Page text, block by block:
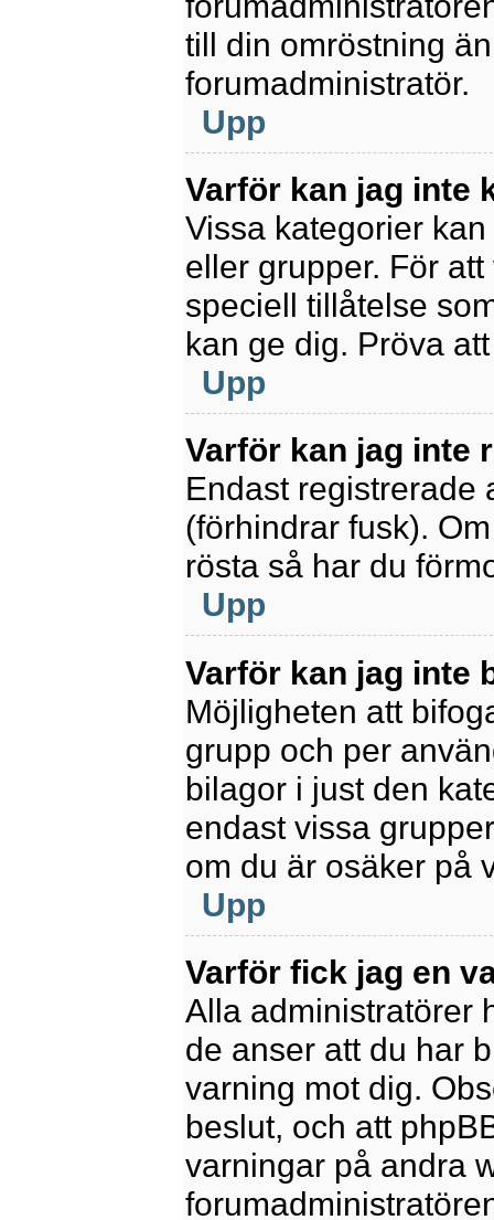
till din omröstning
forumadministratör.
Upp
Varför kan jag inte
Vissa kategorier
eller grupper. För
speciell tillåtelse
kan ge dig. Pröva
Upp
Varför kan jag inte
Endast registrerade
(förhindrar fusk).
rösta så har du
Upp
Varför kan jag inte
Möjligheten att
grupp och per
bilagor i just den
endast vissa
om du är osäker på
Upp
Varför fick jag en
Alla administratörer
de anser att du har
varning mot dig.
beslut, och att
varningar på andra